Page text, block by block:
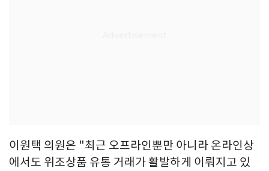
이원택 의원은 "최근 오프라인뿐만 아니라 온라인상
에서도 위조상품 유통 거래가 활발하게 이뤄지고 있